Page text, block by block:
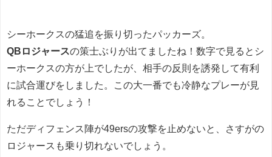
シーホークスの猛追を振り切ったパッカーズ。
QBロジャースの策士ぶりが出てましたね！数字で見るとシ
ーホークスの方が上でしたが、相手の反則を誘発して有利
に試合運びをしました。この大一番でも冷静なプレーが見
れることでしょう！
ただディフェンス陣が49ersの攻撃を止めないと、さすがの
ロジャースも乗り切れないでしょう。